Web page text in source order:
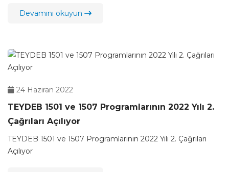
Devamını okuyun
24 Haziran 2022
TEYDEB 1501 ve 1507 Programlarının 2022 Yılı 2.
Çağrıları Açılıyor
TEYDEB 1501 ve 1507 Programlarının 2022 Yılı 2. Çağrıları
Açılıyor